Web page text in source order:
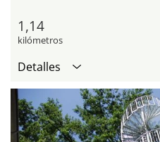
1,14
kilómetros
Detalles